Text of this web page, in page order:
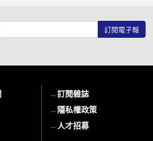
→訂閱雜誌
→隱私權政策
→人才招募